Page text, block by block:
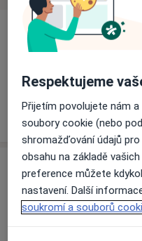
Ceník
Tento specialista ještě
Adresa
Online24, s.r.o.
Karlovo nám. 319/
Respektujeme
Přijetím povolujete nám
soubory cookie (nebo
shromažďování údajů
obsahu na základě
preference můžete
nastavení. Další
soukromí a souborů